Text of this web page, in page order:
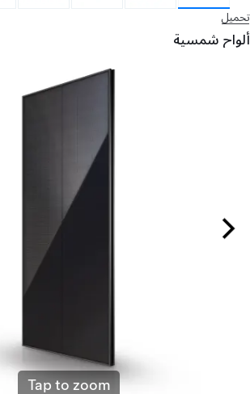
تحميل
ألواح شمسية
Tap to zoom